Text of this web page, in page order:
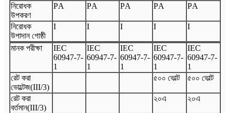
নিরোধক
উপকরণ
PA PA PA PA PA
নিরোধক
উপাদান গোষ্ঠী
I I I I I
মানক পরীক্ষা IEC
60947-7-
1
IEC
60947-7-
1
IEC
60947-7-
1
IEC
60947-7-
1
IEC
60947-7-
1
রেট করা
ভোল্টেজ(III/3)
৫০০ ভোল্ট ৫০০ ভোল্ট
রেট করা
বর্তমান(III/3)
২০এ ২০এ